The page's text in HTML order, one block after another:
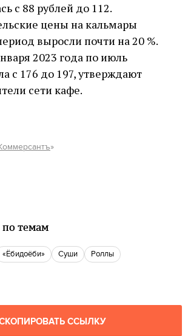
с 88 рублей до 112.
цены на кальмары
выросли почти на 20 %.
2023 года по июль
с 176 до 197, утверждают
сети кафе.
»
по темам
«Ёбидоёби» суши Роллы
ССЫЛКУ